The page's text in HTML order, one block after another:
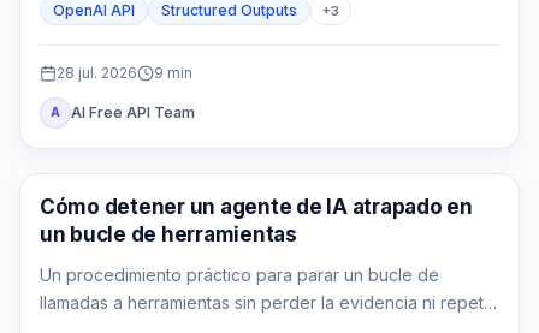
ambos cuando el resultado de la herramienta también
OpenAI API Structured Outputs +3
28 jul. 2026 9 min
A AI Free API Team
AI API
Cómo detener un agente de IA atrapado en
un bucle de herramientas
Un procedimiento práctico para parar un bucle de
llamadas a herramientas sin perder la evidencia ni repetir